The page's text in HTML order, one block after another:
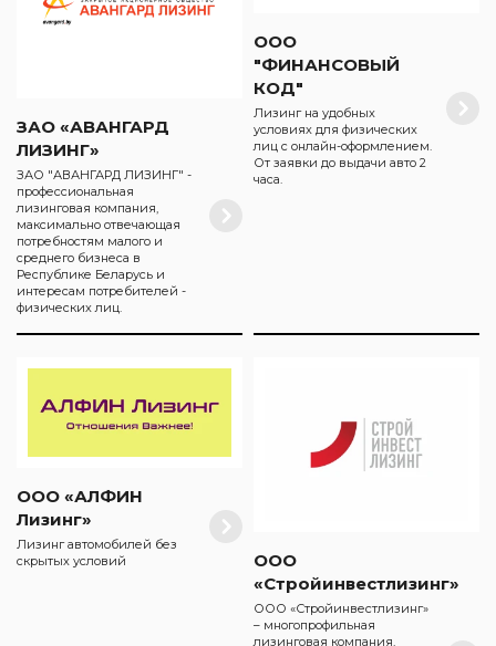
ЗАО «АВАНГАРД
ЛИЗИНГ»
ЗАО "АВАНГАРД ЛИЗИНГ" -
профессиональная
лизинговая компания,
максимально отвечающая
потребностям малого и
среднего бизнеса в
Республике Беларусь и
интересам потребителей -
физических лиц.
ООО
"ФИНАНСОВЫЙ
КОД"
Лизинг на удобных
условиях для физических
лиц с онлайн-оформлением.
От заявки до выдачи авто 2
часа.
ООО «АЛФИН
Лизинг»
Лизинг автомобилей без
скрытых условий
ООО
«Стройинвестлизинг»
ООО «Стройинвестлизинг»
– многопрофильная
лизинговая компания,